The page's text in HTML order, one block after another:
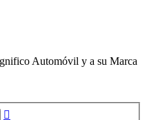
Automóvil y a su Marca